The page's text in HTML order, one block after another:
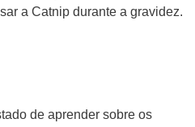
a Catnip durante a gravidez.
de aprender sobre os